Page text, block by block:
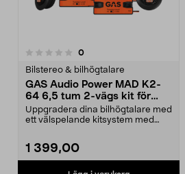
0recensioner
Bilstereo & bilhögtalare
GAS Audio Power MAD K2-
64 6,5 tum 2-vägs kit för
bilstereosystem
Uppgradera dina bilhögtalare med
ett välspelande kitsystem med
1 399,00